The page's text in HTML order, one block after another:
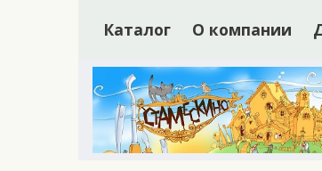
Каталог О компании